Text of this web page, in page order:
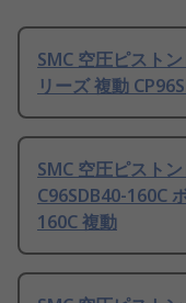
SMC 空圧ピスト
リーズ 複動
SMC 空圧ピスト
C96SDB40-160C
160C 複動